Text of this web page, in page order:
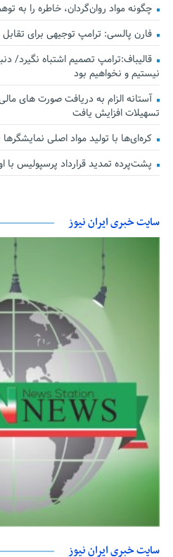
چگونه مواد روان‌گردان، خاطره را به
فارن پالسی: ترامپ توجیهی برای تقابل
قالیباف:ترامپ تصمیم اشتباه نگیرد/
نیستیم و نخواهیم بود
تسهیلات افزایش یافت
کره‌ای‌ها با تولید مواد اصلی نمایشگرها
پشت‌پرده تمدید قرارداد پرسپولیس
سایت خبری ایران نیوز
سایت خبری ایران نیوز